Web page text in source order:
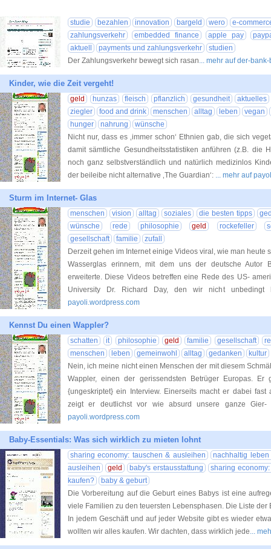
studie bezahlen innovation bargeld wero
e-
zahlungsverkehr
embedded finance apple pay
aktuell
payments und zahlungsverkehr
studien
Der Zahlungsverkehr bewegt sich rasan... mehr auf der-
Kinder, wie die Zeit vergeht!
geld hunzas fleisch pflanzlich gesundheit
aktuelles
ziegler
food and drink menschen alltag leben
vegan
hunger
nahrung
wünsche
Nicht nur, dass es ‚immer schon‘ Ethnien gab, die sich
damit sämtliche Gesundheitsstatistiken anführen (z.B. die
noch ganz selbstverständlich und natürlich medizinlos
der beileibe nicht alternative ‚The Guardian‘: ... mehr auf
Sturm im Internet- Glas
menschen vision alltag soziales die besten tipps
wünsche
rede philosophie geld rockefeller
gesellschaft
familie
zufall
Derzeit gehen im Internet einige Videos viral, wie man heute
Wasserglas erinnern, mit dem uns der deutsche Autor
erweiterte. Diese Videos betreffen eine Rede des US-
University Dr. Richard Day, den wir nicht unbedingt
payoli.wordpress.com
Kennst Du einen Wappler?
schatten it philosophie geld familie gesellschaft
menschen
leben gemeinwohl alltag gedanken
kultur
Nein, ich meine nicht einen Menschen der mit diesem
Wappler, einen der gerissendsten Betrüger Europas.
{ungeskriptet} ein Interview. Einerseits macht er dabei
zeigt er deutlichst vor wie absurd unsere ganze Gier-
payoli.wordpress.com
Baby-Essentials: Was sich wirklich zu mieten lohnt
sharing economy: tauschen & ausleihen
nachhaltig
ausleihen
geld baby's erstausstattung
sharing
kaufen?
baby & geburt
Die Vorbereitung auf die Geburt eines Babys ist eine
viele Familien zu den teuersten Lebensphasen. Die Liste
In jedem Geschäft und auf jeder Website gibt es wieder
wollten wir alles kaufen. Wir dachten, dass wirklich jede...